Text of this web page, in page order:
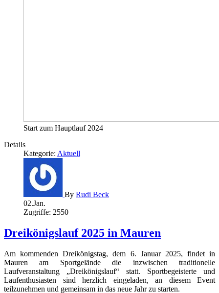
Start zum Hauptlauf 2024
Details
Kategorie: Aktuell
By Rudi Beck
02.Jan.
Zugriffe: 2550
Dreikönigslauf 2025 in Mauren
Am kommenden Dreikönigstag, dem 6. Januar 2025, findet in
Mauren am Sportgelände die inzwischen traditionelle
Laufveranstaltung „Dreikönigslauf“ statt. Sportbegeisterte und
Laufenthusiasten sind herzlich eingeladen, an diesem Event
teilzunehmen und gemeinsam in das neue Jahr zu starten.